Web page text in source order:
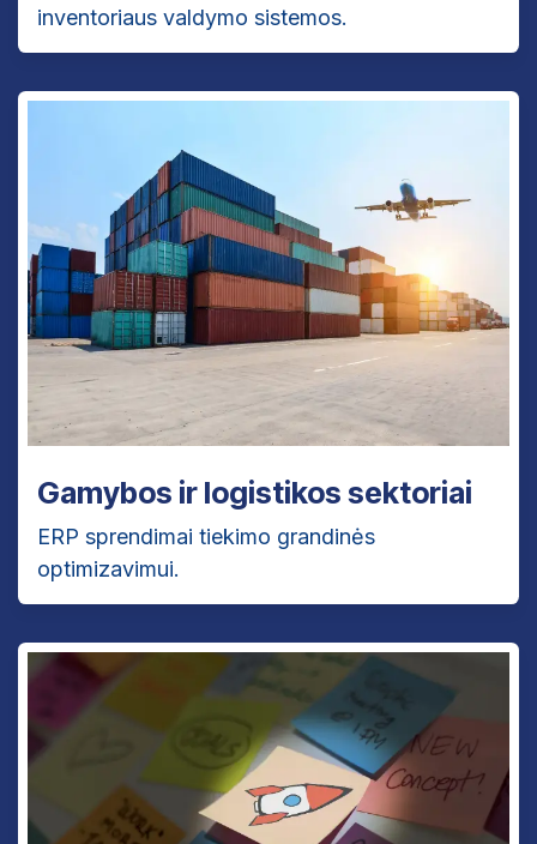
inventoriaus valdymo sistemos.
Gamybos ir logistikos sektoriai
ERP sprendimai tiekimo grandinės
optimizavimui.